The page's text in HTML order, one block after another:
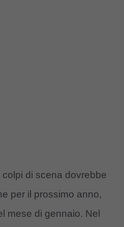
di scena dovrebbe
per il prossimo anno,
mese di gennaio. Nel